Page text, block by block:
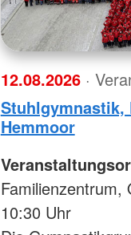
12.08.2026 ·
Stuhlgymnastik,
Hemmoor
Familienzentrum,
10:30 Uhr